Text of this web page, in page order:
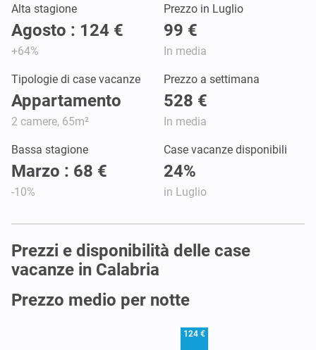
Alta stagione
Agosto : 124 €
+64%
Prezzo in Luglio
99 €
In media
Tipologie di case vacanze
Appartamento
2 camere, 65m²
Prezzo a settimana
528 €
In media
Bassa stagione
Marzo : 68 €
-10%
Case vacanze disponibili
24%
in Luglio
Prezzi e disponibilità delle case
vacanze in Calabria
Prezzo medio per notte
124 €